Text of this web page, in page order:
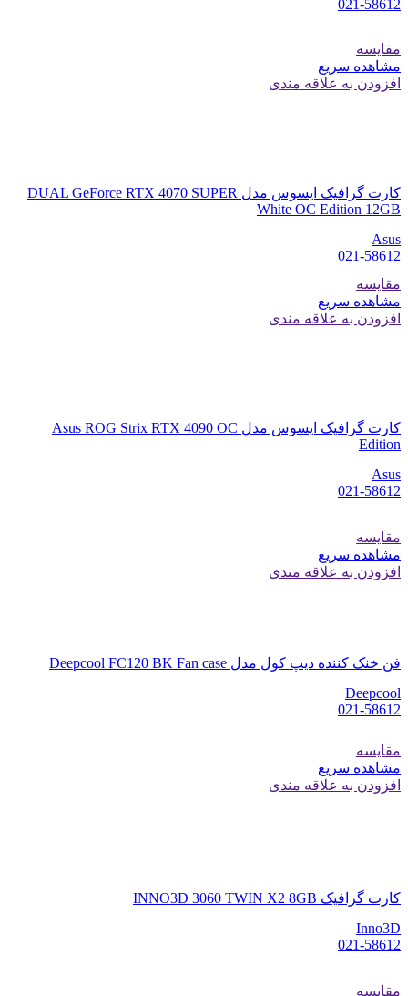
021-58612
مقایسه
مشاهده سریع
افزودن به علاقه مندی
کارت گرافیک ایسوس مدل DUAL GeForce RTX 4070 SUPER
White OC Edition 12GB
Asus
021-58612
مقایسه
مشاهده سریع
افزودن به علاقه مندی
کارت گرافیک ایسوس مدل Asus ROG Strix RTX 4090 OC
Edition
Asus
021-58612
مقایسه
مشاهده سریع
افزودن به علاقه مندی
فن خنک کننده دیپ کول مدل Deepcool FC120 BK Fan case
Deepcool
021-58612
مقایسه
مشاهده سریع
افزودن به علاقه مندی
کارت گرافیک INNO3D 3060 TWIN X2 8GB
Inno3D
021-58612
مقایسه